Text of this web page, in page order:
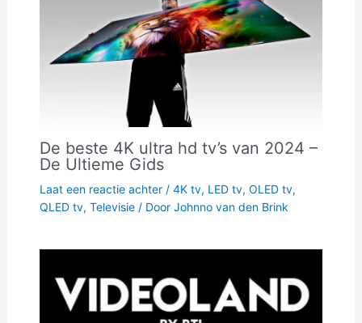
De beste 4K ultra hd tv’s van 2024 –
De Ultieme Gids
Laat een reactie achter / 4K tv, LED tv, OLED tv,
QLED tv, Televisie/ Door Johnno van den Brink